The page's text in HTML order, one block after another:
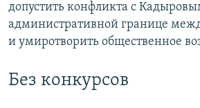
допустить конфликта с
административной границе
и умиротворить общественное
Без конкурсов